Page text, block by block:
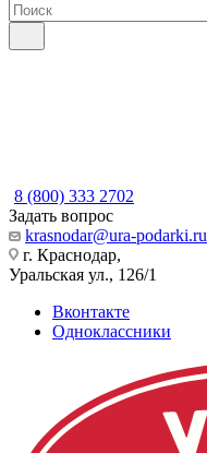
8 (800) 333 2702
Задать вопрос
krasnodar@ura-podarki.ru
г. Краснодар,
Уральская ул., 126/1
Вконтакте
Одноклассники